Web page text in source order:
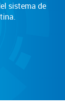
sistema de